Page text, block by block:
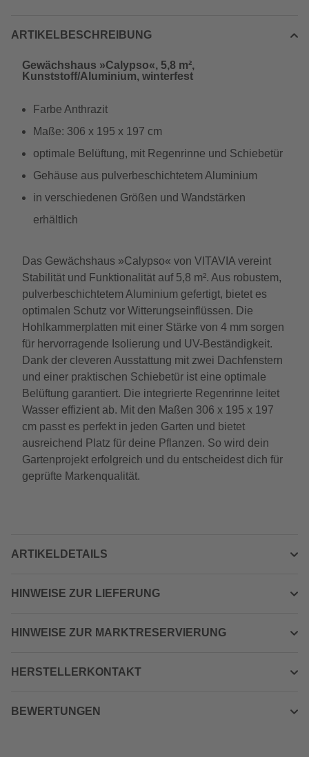
ARTIKELBESCHREIBUNG
Gewächshaus »Calypso«, 5,8 m²,
Kunststoff/Aluminium, winterfest
Farbe Anthrazit
Maße: 306 x 195 x 197 cm
optimale Belüftung, mit Regenrinne und Schiebetür
Gehäuse aus pulverbeschichtetem Aluminium
in verschiedenen Größen und Wandstärken
erhältlich
Das Gewächshaus »Calypso« von VITAVIA vereint
Stabilität und Funktionalität auf 5,8 m². Aus robustem,
pulverbeschichtetem Aluminium gefertigt, bietet es
optimalen Schutz vor Witterungseinflüssen. Die
Hohlkammerplatten mit einer Stärke von 4 mm sorgen
für hervorragende Isolierung und UV-Beständigkeit.
Dank der cleveren Ausstattung mit zwei Dachfenstern
und einer praktischen Schiebetür ist eine optimale
Belüftung garantiert. Die integrierte Regenrinne leitet
Wasser effizient ab. Mit den Maßen 306 x 195 x 197
cm passt es perfekt in jeden Garten und bietet
ausreichend Platz für deine Pflanzen. So wird dein
Gartenprojekt erfolgreich und du entscheidest dich für
geprüfte Markenqualität.
ARTIKELDETAILS
HINWEISE ZUR LIEFERUNG
HINWEISE ZUR MARKTRESERVIERUNG
HERSTELLERKONTAKT
BEWERTUNGEN